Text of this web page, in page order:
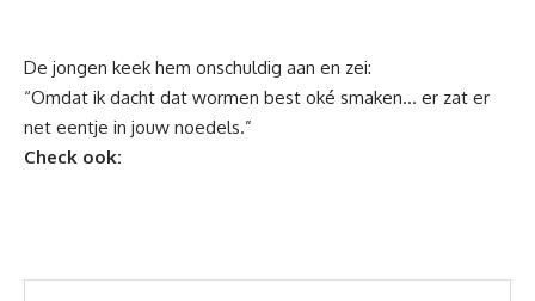
De jongen keek hem onschuldig aan en zei:
“Omdat ik dacht dat wormen best oké smaken… er zat er
net eentje in jouw noedels.”
Check ook: